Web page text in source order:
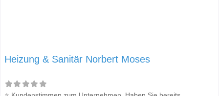
Heizung & Sanitär Norbert Moses